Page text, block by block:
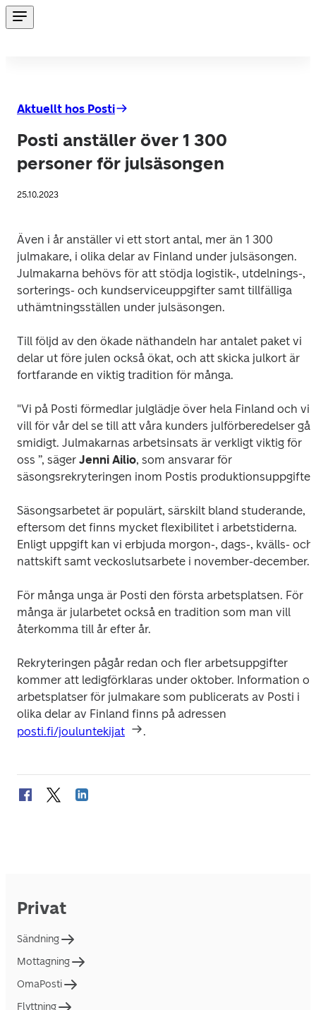
Aktuellt hos Posti
Posti anställer över 1 300
personer för julsäsongen
25.10.2023
Även i år anställer vi ett stort antal, mer än 1 300
julmakare, i olika delar av Finland under julsäsongen.
Julmakarna behövs för att stödja logistik-, utdelnings-,
sorterings- och kundserviceuppgifter samt tillfälliga
uthämtningsställen under julsäsongen.
Till följd av den ökade näthandeln har antalet paket vi
delar ut före julen också ökat, och att skicka julkort är
fortfarande en viktig tradition för många.
"Vi på Posti förmedlar julglädje över hela Finland och vi
vill för vår del se till att våra kunders julförberedelser går
smidigt. Julmakarnas arbetsinsats är verkligt viktig för
oss ”, säger Jenni Ailio, som ansvarar för
säsongsrekryteringen inom Postis produktionsuppgifter.
Säsongsarbetet är populärt, särskilt bland studerande,
eftersom det finns mycket flexibilitet i arbetstiderna.
Enligt uppgift kan vi erbjuda morgon-, dags-, kvälls- och
nattskift samt veckoslutsarbete i november-december.
För många unga är Posti den första arbetsplatsen. För
många är jularbetet också en tradition som man vill
återkomma till år efter år.
Rekryteringen pågår redan och fler arbetsuppgifter
kommer att ledigförklaras under oktober. Information
arbetsplatser för julmakare som publicerats av Posti i
posti.fi/jouluntekijat
.
Privat
Sändning
Mottagning
OmaPosti
Flyttning